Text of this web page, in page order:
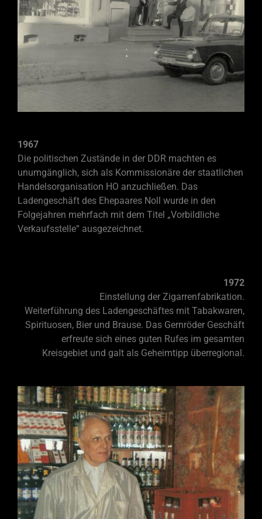
1967
Die politischen Zustände in der DDR machten es
unumgänglich, sich als Kommissionäre der staatlichen
Handelsorganisation HO anzuchließen. Das
Ladengeschäft des Ehepaares Noll wurde in den
Folgejahren mehrfach mit dem Titel „Vorbildliche
Verkaufsstelle“ ausgezeichnet.
1972
Einstellung der Zigarrenfabrikation.
Weiterführung des Ladengeschäftes mit Tabakwaren,
Spirituosen, Bier und Brause. Das Gernröder Geschäft
erfreute sich eines guten Rufes im gesamten
Kreisgebiet und galt als Geheimtipp überregional.